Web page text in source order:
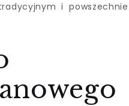
i powszechnie